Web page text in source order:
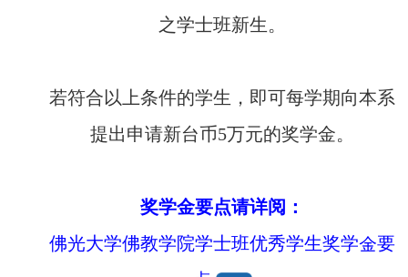
之学士班新生。
若符合以上条件的学生，即可每学期向本系
提出申请新台币5万元的奖学金。
奖学金要点请详阅：
佛光大学佛教学院学士班优秀学生奖学金要